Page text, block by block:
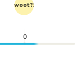
woot?!
0